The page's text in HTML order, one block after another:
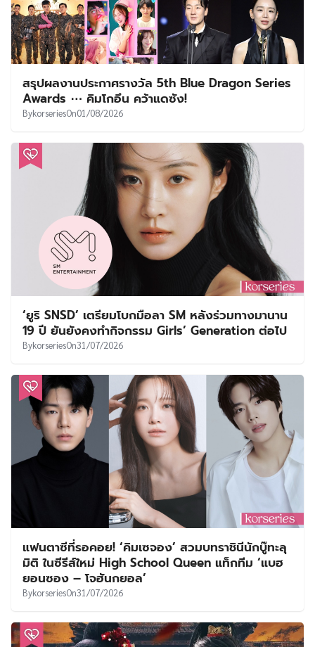
สรุปผลงานประกาศรางวัล 5th Blue Dragon Series
Awards ⋯ คิมโกอึน คว้าแดซัง!
BykorseriesOn01/08/2026
‘ยูริ SNSD’ เตรียมโบกมือลา SM หลังร่วมทางมานาน
19 ปี ยันยังคงทำกิจกรรม Girls’ Generation ต่อไป
BykorseriesOn31/07/2026
แฟนตาซีที่รอคอย! ‘คิมเซจอง’ สวมบทราชินีนักบู๊ทะลุ
มิติ ในซีรีส์ใหม่ High School Queen แท็กทีม ‘แบฮ
ยอนซอง – โจฮันกยอล’
BykorseriesOn31/07/2026